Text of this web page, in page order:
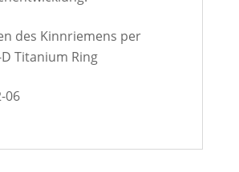
des Kinnriemens per
Titanium Ring
06